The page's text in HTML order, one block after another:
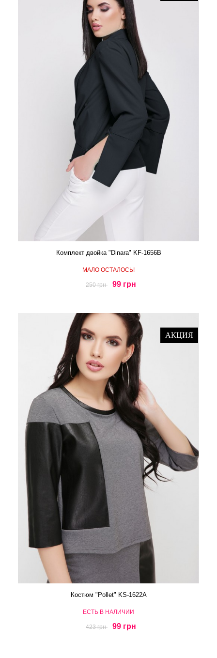
Комплект двойка "Dinara" KF-1656B
МАЛО ОСТАЛОСЬ!
250 грн 99 грн
АКЦИЯ
Костюм "Pollet" KS-1622A
ЕСТЬ В НАЛИЧИИ
423 грн 99 грн